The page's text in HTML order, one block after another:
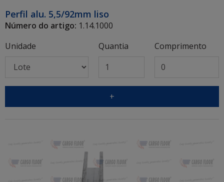
Perfil alu. 5,5/92mm liso
Número do artigo: 1.14.1000
Unidade
Quantia Comprimento
+